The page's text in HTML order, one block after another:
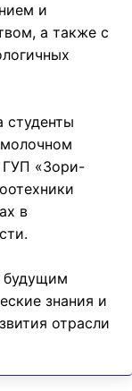
и
а также с
студенты
ГУП «Зори-
в
будущим
знания и
отрасли